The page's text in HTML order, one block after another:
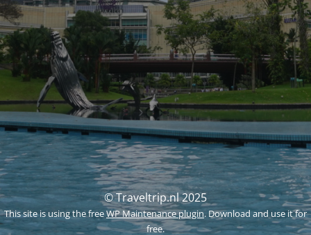
© Traveltrip.nl 2025
This site is using the freeWP Maintenance plugin. Download and use it for
free.